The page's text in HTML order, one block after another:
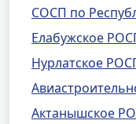
СОСП по
Елабужское
Нурлатское
Актанышское